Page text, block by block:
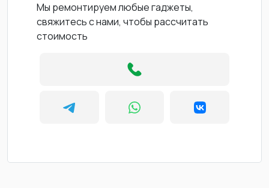
Мы ремонтируем любые гаджеты,
свяжитесь с нами, чтобы рассчитать
стоимость